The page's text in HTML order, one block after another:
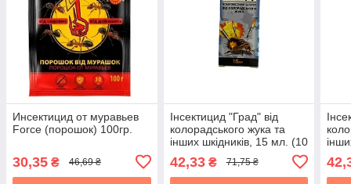
Инсектицид от муравьев
Force (порошок) 100гр.
30,35 ₴ 46,69 ₴
Інсектицид "Град" від
колорадського жука та
інших шкідників, 15 мл. (10
42,33₴ 71,75 ₴